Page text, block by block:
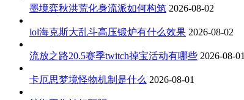
墨境弈秋洪荒化身流派如何构筑 2026-08-02
lol海克斯大乱斗高压锻炉有什么效果 2026-08-02
流放之路20.5赛季twitch掉宝活动有哪些 2026-08-01
卡厄思梦境怪物机制是什么 2026-08-01